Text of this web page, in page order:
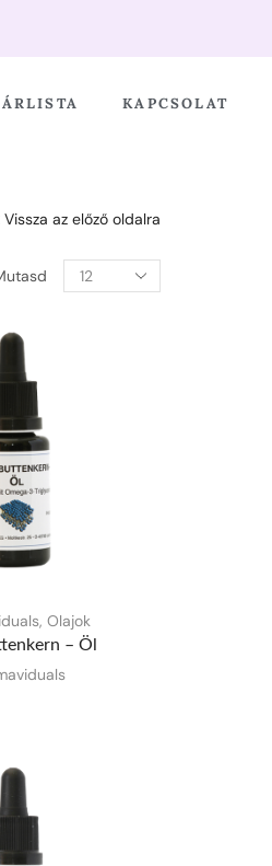
ÁRLISTA KAPCSOLAT
Vissza az előző oldalra
,Olajok
– Öl